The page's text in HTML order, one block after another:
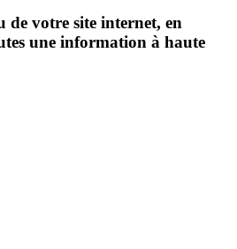
de votre site internet, en
une information à haute